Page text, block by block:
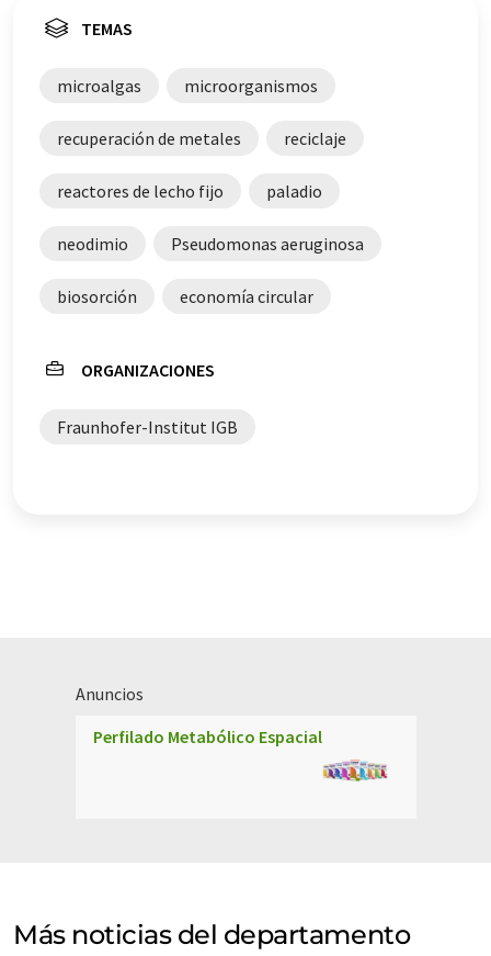
ofrece estas traducciones automáticas para presentar
este artículo ha sido traducido con traducción
automática, es posible que contenga errores de
vocabulario, sintaxis o gramática. El artículo original en
Inglés se puede encontrar
TEMAS
microalgas microorganismos
recuperación de metales reciclaje
reactores de lecho fijo paladio
neodimio Pseudomonas aeruginosa
biosorción economía circular
ORGANIZACIONES
Fraunhofer-Institut IGB
Anuncios
Perfilado Metabólico Espacial
Más noticias del departamento